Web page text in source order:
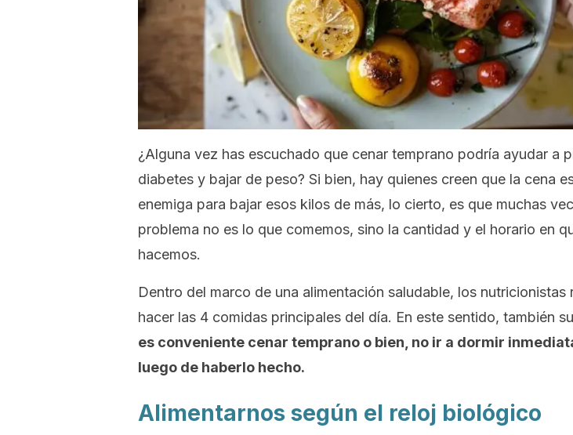
¿Alguna vez has escuchado que cenar temprano podría ayudar a
diabetes y bajar de peso? Si bien, hay quienes creen que la cena
enemiga para bajar esos kilos de más, lo cierto, es que muchas
problema no es lo que comemos, sino la cantidad y el horario en
hacemos.
Dentro del marco de una alimentación saludable, los nutricionistas
hacer las 4 comidas principales del día. En este sentido, también
es conveniente cenar temprano o bien, no ir a dormir
luego de haberlo hecho.
Alimentarnos según el reloj biológico